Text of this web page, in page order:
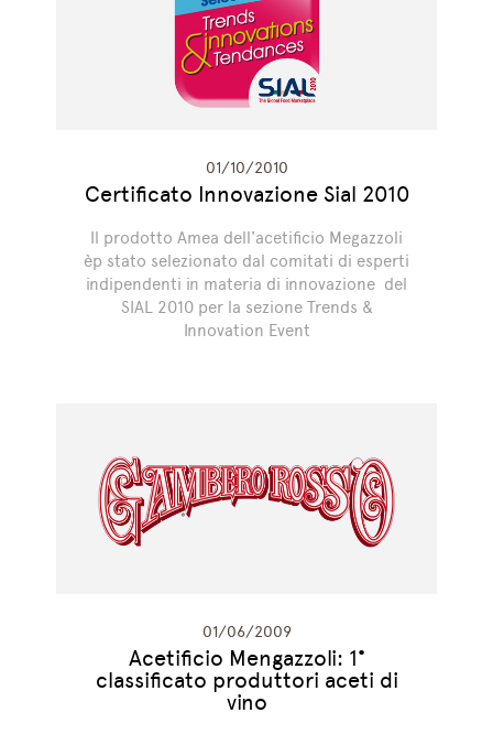
01/10/2010
Certificato Innovazione Sial 2010
Il prodotto Amea dell'acetificio Megazzoli
èp stato selezionato dal comitati di esperti
indipendenti in materia di innovazione del
SIAL 2010 per la sezione Trends &
Innovation Event
01/06/2009
Acetificio Mengazzoli: 1°
classificato produttori aceti di
vino